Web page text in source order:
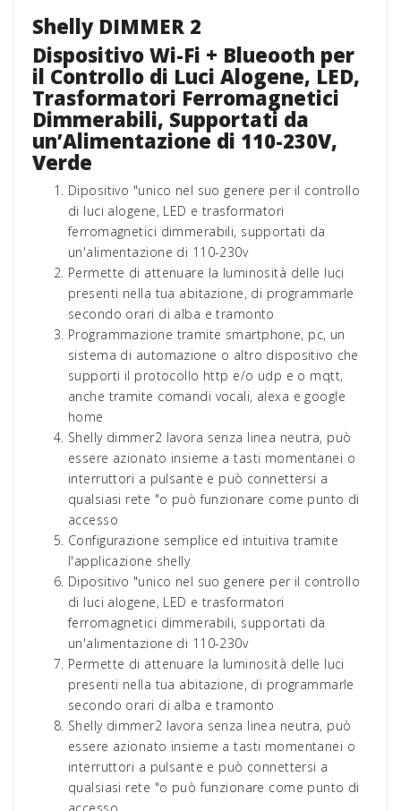
Shelly DIMMER 2
Dispositivo Wi-Fi + Blueooth per
il Controllo di Luci Alogene, LED,
Trasformatori Ferromagnetici
Dimmerabili, Supportati da
un’Alimentazione di 110-230V,
Verde
Dipositivo "unico nel suo genere per il controllo
di luci alogene, LED e trasformatori
ferromagnetici dimmerabili, supportati da
un'alimentazione di 110-230v
Permette di attenuare la luminosità delle luci
presenti nella tua abitazione, di programmarle
secondo orari di alba e tramonto
Programmazione tramite smartphone, pc, un
sistema di automazione o altro dispositivo che
supporti il ​​protocollo http e/o udp e o mqtt,
anche tramite comandi vocali, alexa e google
home
Shelly dimmer2 lavora senza linea neutra, può
essere azionato insieme a tasti momentanei o
interruttori a pulsante e può connettersi a
qualsiasi rete "o può funzionare come punto di
accesso
Configurazione semplice ed intuitiva tramite
l'applicazione shelly
Dipositivo "unico nel suo genere per il controllo
di luci alogene, LED e trasformatori
ferromagnetici dimmerabili, supportati da
un'alimentazione di 110-230v
Permette di attenuare la luminosità delle luci
presenti nella tua abitazione, di programmarle
secondo orari di alba e tramonto
Shelly dimmer2 lavora senza linea neutra, può
essere azionato insieme a tasti momentanei o
interruttori a pulsante e può connettersi a
qualsiasi rete "o può funzionare come punto di